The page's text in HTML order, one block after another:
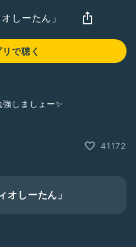
しーたん」
リで聴く
しましょー✨
ております。
41172
オしーたん」